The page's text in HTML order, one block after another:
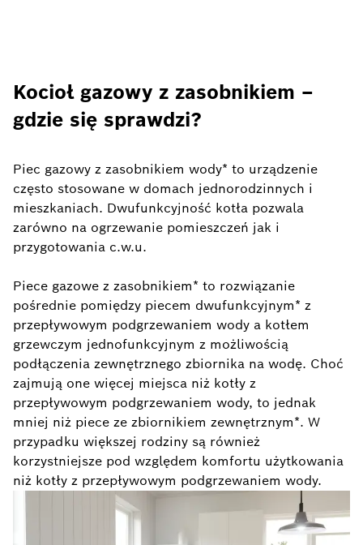
Kocioł gazowy z zasobnikiem –
gdzie się sprawdzi?
Piec gazowy z zasobnikiem wody* to urządzenie
często stosowane w domach jednorodzinnych i
mieszkaniach. Dwufunkcyjność kotła pozwala
zarówno na ogrzewanie pomieszczeń jak i
przygotowania c.w.u.
Piece gazowe z zasobnikiem* to rozwiązanie
pośrednie pomiędzy piecem dwufunkcyjnym* z
przepływowym podgrzewaniem wody a kotłem
grzewczym jednofunkcyjnym z możliwością
podłączenia zewnętrznego zbiornika na wodę. Choć
zajmują one więcej miejsca niż kotły z
przepływowym podgrzewaniem wody, to jednak
mniej niż piece ze zbiornikiem zewnętrznym*. W
przypadku większej rodziny są również
korzystniejsze pod względem komfortu użytkowania
niż kotły z przepływowym podgrzewaniem wody.